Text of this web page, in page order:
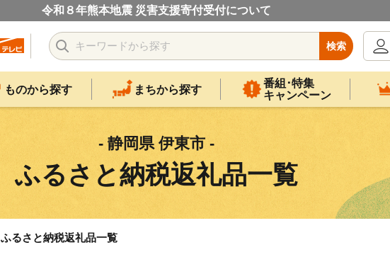
令和８年熊本地震 災害支援寄付受付について
検索
ものから探す まちから探す
番組･特集
キャンペーン
- 静岡県 伊東市 -
ふるさと納税返礼品一覧
ふるさと納税返礼品一覧